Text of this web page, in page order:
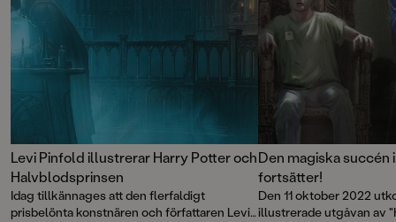
Levi Pinfold illustrerar Harry Potter och
Halvblodsprinsen
Idag tillkännages att den flerfaldigt
prisbelönta konstnären och författaren Levi
Den magiska succén
fortsätter!
Den 11 oktober 2022
illustrerade utgåvan av